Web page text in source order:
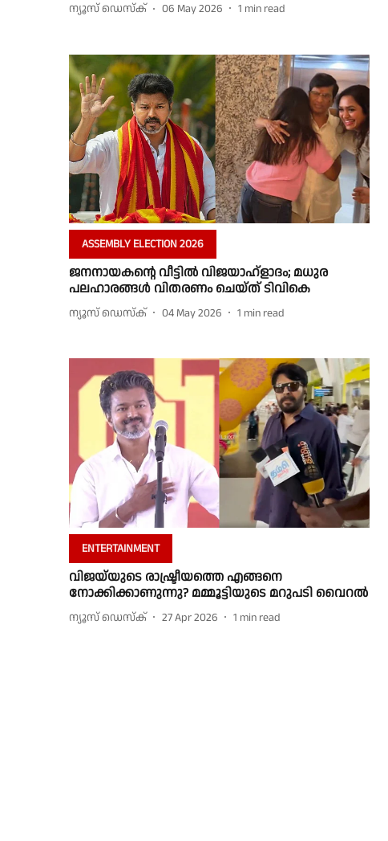
ന്യൂസ് ഡെസ്ക് 06 May 2026 1 min read
ASSEMBLY ELECTION 2026
ജനനായകൻ്റെ വീട്ടിൽ വിജയാഹ്ളാദം; മധുര
പലഹാരങ്ങൾ വിതരണം ചെയ്ത് ടിവികെ
ന്യൂസ് ഡെസ്ക് 04 May 2026 1 min read
ENTERTAINMENT
വിജയ്‌യുടെ രാഷ്ട്രീയത്തെ എങ്ങനെ
നോക്കിക്കാണുന്നു? മമ്മൂട്ടിയുടെ മറുപടി വൈറൽ
ന്യൂസ് ഡെസ്ക് 27 Apr 2026 1 min read